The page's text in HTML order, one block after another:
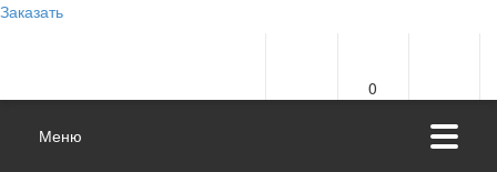
Заказать
0
Меню